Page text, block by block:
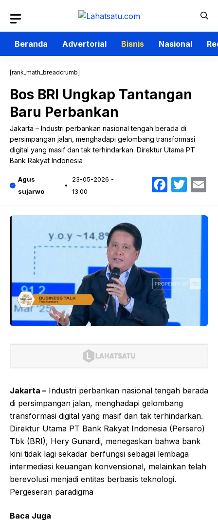
isi
Beranda
Advertorial Bisnis Nasional
[rank_math_breadcrumb]
Bos BRI Ungkap Tantangan
Baru Perbankan
Jakarta – Industri perbankan nasional tengah berada di
persimpangan jalan, menghadapi gelombang transformasi
digital yang masif dan tak terhindarkan. Direktur Utama PT
Bank Rakyat Indonesia
Agus
sujarwo
23-05-2026 -
13.00
Jakarta – Industri perbankan nasional tengah berada
di persimpangan jalan, menghadapi gelombang
transformasi digital yang masif dan tak terhindarkan.
Direktur Utama PT Bank Rakyat Indonesia (Persero)
Tbk (BRI), Hery Gunardi, menegaskan bahwa bank
kini tidak lagi sekadar berfungsi sebagai lembaga
intermediasi keuangan konvensional, melainkan telah
berevolusi menjadi entitas berbasis teknologi.
Pergeseran paradigma
Baca Juga